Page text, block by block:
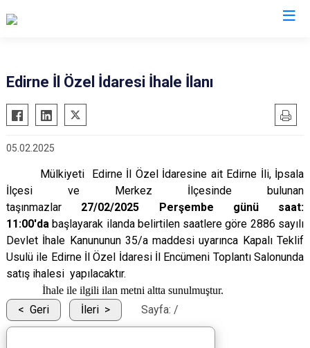
Çerkezköy
Çorlu
Hayrabolu
Marmaraereğlisi
Muratlı
Ergene
Kapaklı
Edirne İl Özel İdaresi İhale İlanı
05.02.2025
Mülkiyeti Edirne İl Özel İdaresine ait Edirne İli, İpsala
İlçesi ve Merkez İlçesinde bulunan
taşınmazlar 27/02/2025 Perşembe günü saat:
11:00'dabaşlayarak ilanda belirtilen saatlere göre 2886 sayılı
Devlet İhale Kanununun 35/a maddesi uyarınca Kapalı Teklif
Usulü ile Edirne İl Özel İdaresi İl Encümeni Toplantı Salonunda
satış ihalesi yapılacaktır.
İhale ile ilgili ilan metni altta sunulmuştur.
Geri İleri Sayfa: /